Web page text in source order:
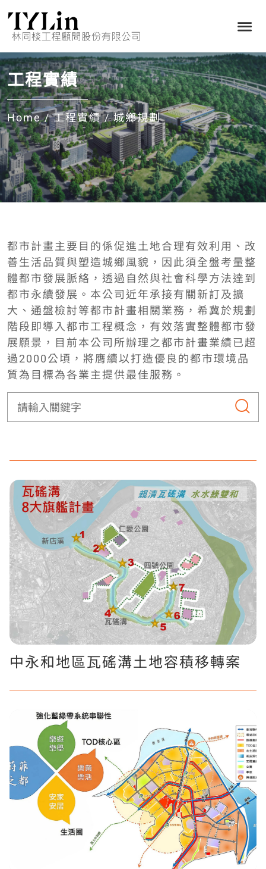
工程實績
Home/工程實績/城鄉規劃
都市計畫主要目的係促進土地合理有效利用、改
善生活品質與塑造城鄉風貌，因此須全盤考量整
體都市發展脈絡，透過自然與社會科學方法達到
都市永續發展。本公司近年承接有關新訂及擴
大、通盤檢討等都市計畫相關業務，希冀於規劃
階段即導入都市工程概念，有效落實整體都市發
展願景，目前本公司所辦理之都市計畫業績已超
過2000公頃，將膺續以打造優良的都市環境品
質為目標為各業主提供最佳服務。
中永和地區瓦磘溝土地容積移轉案